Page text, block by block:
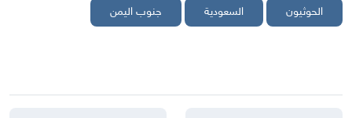
الحوثيون السعودية جنوب اليمن